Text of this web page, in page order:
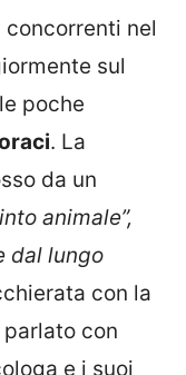
concorrenti nel
sul
poche
. La
da un
animale”,
dal lungo
con la
con
e i suoi